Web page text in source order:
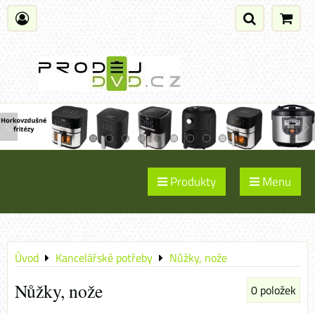
Produkty Menu
Úvod Kancelářské potřeby Nůžky, nože
Nůžky, nože 0 položek